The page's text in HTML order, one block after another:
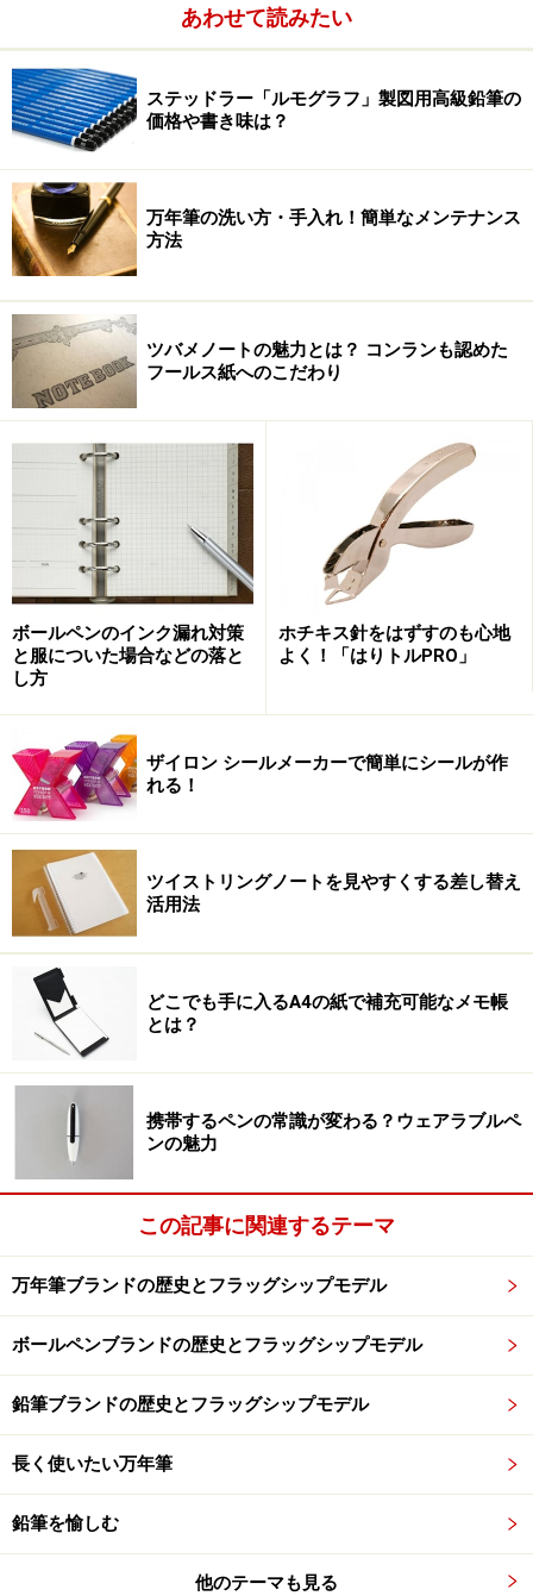
限りなく隙間がなくキッチリと縫い付けられている。
接写をしてわかったが、留め具の先端がわずかに上を向いて
いる。
紙を差し込みやすくするためなのだろう。
試しにコピー用紙一枚をここに挟み込んでみた。奥まで
しっかり差し込んでみると、紙は意外にもしっかりと安
定する。そのまま逆さまにしても紙は落ちてこなかっ
ードとして普通に使う分にはそれほど問題はなさそう
下側で留めているだけとは言え、このように立てても紙は垂
れ下がることはなかった
タイトなファイル
イルスペースになっている。2つのポケットの口が互い
違いに斜めにカットされていて、まるで着物の襟元を思
わせるデザインだ。先ほどの留め具でもそうだったが、
こちらもかなりタイトな作り。
まるで着物の襟もとを思わせるファイル
紙を収納する時は、クリアファイルのようにはいかず、
すき間に紙をスルスルと滑り込ませる格好になる。
こちらのファイルスペースもキッチリと縫い付けられて、紙
をスライドさせないと入らない
「キャリー」、つまり携帯する時には書類はこのタイト
なファイルに収納するのがよさそうだ。
とても安定感のある収まり具合。
ハリのあるこのベージュの素材は、驚いたことに紙製だとい
う。
あまりたくさんの書類を入れるというのは構造的にも相
あわせて読みたい
ステッドラー「ルモグラフ」製図用高級鉛筆の
価格や書き味は？
万年筆の洗い方・手入れ！簡単なメンテナンス
方法
ツバメノートの魅力とは？ コンランも認めた
フールス紙へのこだわり
ボールペンのインク漏れ対策
と服についた場合などの落と
し方
ホチキス針をはずすのも心地
よく！「はりトルPRO」
ザイロン シールメーカーで簡単にシールが作
れる！
ツイストリングノートを見やすくする差し替え
活用法
どこでも手に入るA4の紙で補充可能なメモ帳
とは？
携帯するペンの常識が変わる？ウェアラブルペ
ンの魅力
この記事に関連するテーマ
万年筆ブランドの歴史とフラッグシップモデル
ボールペンブランドの歴史とフラッグシップモデル
鉛筆ブランドの歴史とフラッグシップモデル
長く使いたい万年筆
鉛筆を愉しむ
他のテーマも見る